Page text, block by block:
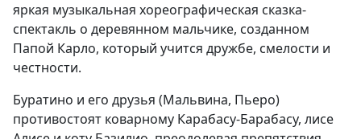
яркая музыкальная хореографическая сказка-
спектакль о деревянном мальчике, созданном
Папой Карло, который учится дружбе, смелости и
честности.
Буратино и его друзья (Мальвина, Пьеро)
противостоят коварному Карабасу-Барабасу, лисе